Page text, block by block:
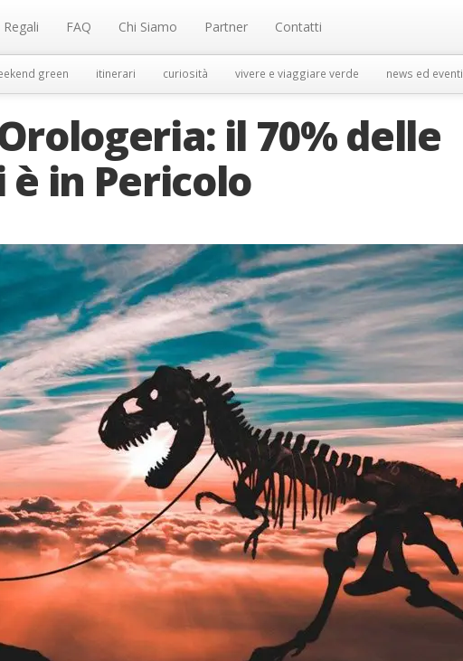
Regali FAQ Chi Siamo Partner Contatti
green itinerari curiosità vivere e viaggiare verde news ed eventi
il 70% delle
è in Pericolo